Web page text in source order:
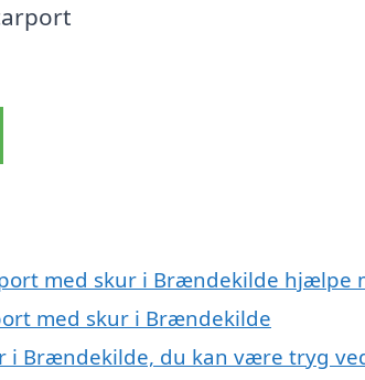
med skur i Brændekilde hjælpe
med skur i Brændekilde
i Brændekilde, du kan være tryg